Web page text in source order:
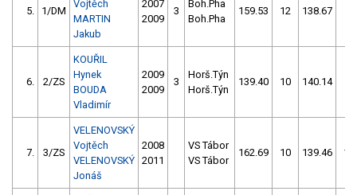
5. 1/DM
Vojtěch
MARTIN
Jakub
2007
2009
3
Boh.Pha
Boh.Pha
159.53 12 138.67
6. 2/ZS
KOUŘIL
Hynek
BOUDA
Vladimír
2009
2009
3
Horš.Týn
Horš.Týn
139.40 10 140.14
7. 3/ZS
VELENOVSKÝ
Vojtěch
VELENOVSKÝ
Jonáš
2008
2011
VS Tábor
VS Tábor
162.69 10 139.46 12